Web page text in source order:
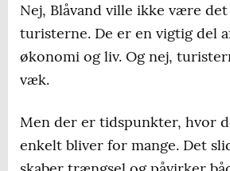
Nej, Blåvand ville ikke være
turisterne. De er en vigtig del
økonomi og liv. Og nej,
væk.
Men der er tidspunkter, hvor
enkelt bliver for mange. Det